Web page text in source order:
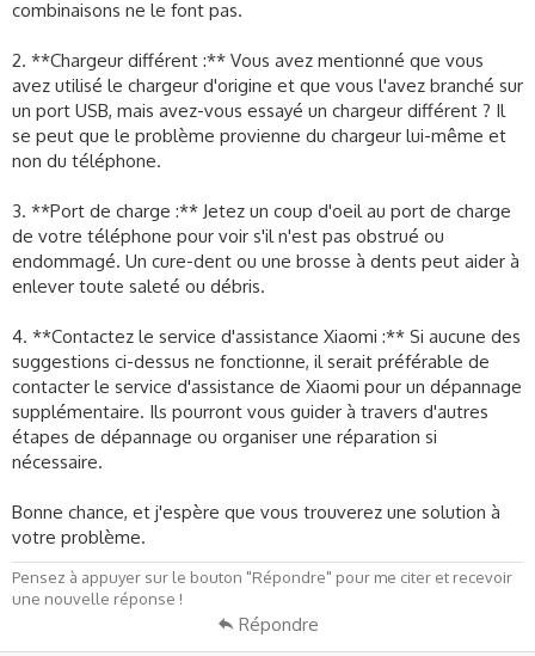
combinaisons ne le font pas.
2. **Chargeur différent :** Vous avez mentionné que vous
avez utilisé le chargeur d'origine et que vous l'avez branché sur
un port USB, mais avez-vous essayé un chargeur différent ? Il
se peut que le problème provienne du chargeur lui-même et
non du téléphone.
3. **Port de charge :** Jetez un coup d'oeil au port de charge
de votre téléphone pour voir s'il n'est pas obstrué ou
endommagé. Un cure-dent ou une brosse à dents peut aider à
enlever toute saleté ou débris.
4. **Contactez le service d'assistance Xiaomi :** Si aucune des
suggestions ci-dessus ne fonctionne, il serait préférable de
contacter le service d'assistance de Xiaomi pour un dépannage
supplémentaire. Ils pourront vous guider à travers d'autres
étapes de dépannage ou organiser une réparation si
nécessaire.
Bonne chance, et j'espère que vous trouverez une solution à
votre problème.
Pensez à appuyer sur le bouton "Répondre" pour me citer et recevoir
une nouvelle réponse !
Répondre